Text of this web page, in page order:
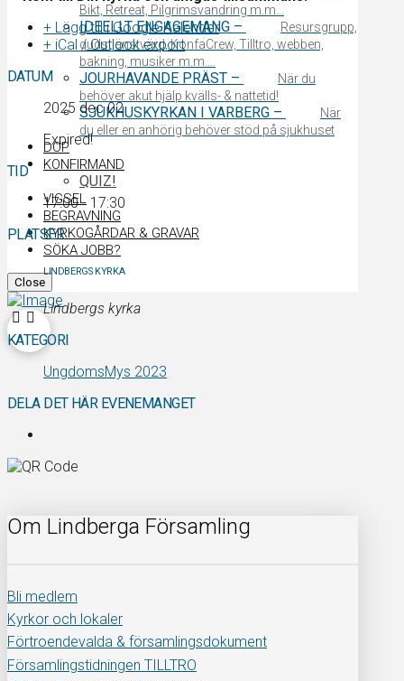
Bikt, Retreat, Pilgrimsvandring m.m…
IDEELLT ENGAGEMANG –
Resursgrupp,
gudstjänstvärd, KonfaCrew, Tilltro, webben,
bakning, musiker m.m….
JOURHAVANDE PRÄST –
När du
behöver akut hjälp kvälls- & nattetid!
SJUKHUSKYRKAN I VARBERG –
När
du eller en anhörig behöver stöd på sjukhuset
DOP
KONFIRMAND
QUIZ!
VIGSEL
BEGRAVNING
KYRKOGÅRDAR & GRAVAR
SÖKA JOBB?
Close
+ Lägg till i Google Kalender
+ iCal / Outlook export
DATUM
2025 dec 02
Expired!
TID
17:00 - 17:30
PLATSER
LINDBERGS KYRKA
Lindbergs kyrka
KATEGORI
UngdomsMys 2023
DELA DET HÄR EVENEMANGET
Om Lindberga Församling
Bli medlem
Kyrkor och lokaler
Förtroendevalda & församlingsdokument
Församlingstidningen TILLTRO